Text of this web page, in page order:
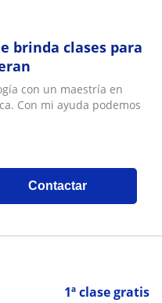
brinda clases para
con un maestría en
Con mi ayuda podemos
Contactar
1ª clase gratis